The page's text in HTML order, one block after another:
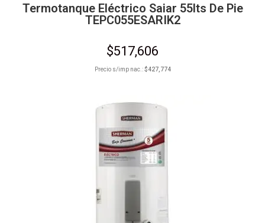
Termotanque Eléctrico Saiar 55lts De Pie
TEPC055ESARIK2
$517,606
Precio s/imp nac.:$427,774